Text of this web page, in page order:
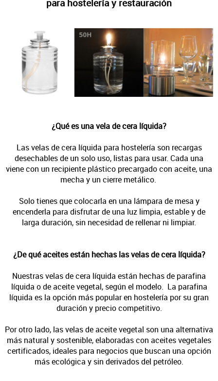
para hostelería y restauración
¿Qué es una vela de cera líquida?
Las velas de cera líquida para hostelería son recargas
desechables de un solo uso, listas para usar. Cada una
viene con un recipiente plástico precargado con aceite, una
mecha y un cierre metálico.
Solo tienes que colocarla en una lámpara de mesa y
encenderla para disfrutar de una luz limpia, estable y de
larga duración, sin necesidad de rellenar ni limpiar.
¿De qué aceites están hechas las velas de cera líquida?
Nuestras velas de cera líquida están hechas de parafina
líquida o de aceite vegetal, según el modelo. La parafina
líquida es la opción más popular en hostelería por su gran
duración y precio competitivo.
Por otro lado, las velas de aceite vegetal son una alternativa
más natural y sostenible, elaboradas con aceites vegetales
certificados, ideales para negocios que buscan una opción
más ecológica y sin derivados del petróleo.